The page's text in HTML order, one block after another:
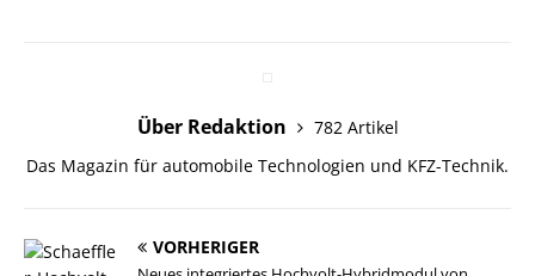
Über Redaktion
782 Artikel
Das Magazin für automobile Technologien und KFZ-Technik.
VORHERIGER